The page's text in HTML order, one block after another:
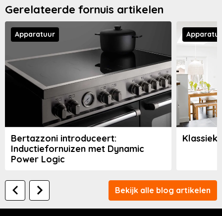
Gerelateerde fornuis artikelen
Bertazzoni introduceert:
Inductiefornuizen met Dynamic
Power Logic
Apparatuur
Klassiek
Bekijk alle blog artikelen